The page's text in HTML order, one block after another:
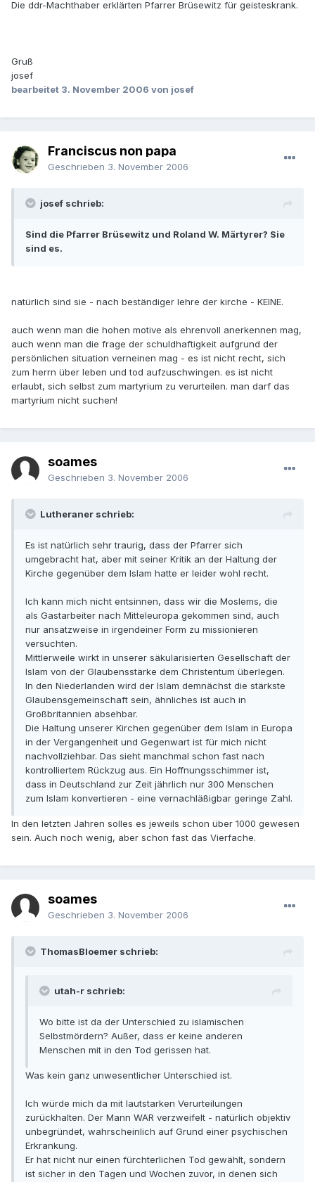
Die ddr-Machthaber erklärten Pfarrer Brüsewitz für geisteskrank.
Gruß
josef
bearbeitet 3. November 2006 von josef
Franciscus non papa
Geschrieben 3. November 2006
josef schrieb:
Sind die Pfarrer Brüsewitz und Roland W. Märtyrer? Sie
sind es.
natürlich sind sie - nach beständiger lehre der kirche - KEINE.
auch wenn man die hohen motive als ehrenvoll anerkennen mag,
auch wenn man die frage der schuldhaftigkeit aufgrund der
persönlichen situation verneinen mag - es ist nicht recht, sich
zum herrn über leben und tod aufzuschwingen. es ist nicht
erlaubt, sich selbst zum martyrium zu verurteilen. man darf das
martyrium nicht suchen!
soames
Geschrieben 3. November 2006
Lutheraner schrieb:
Es ist natürlich sehr traurig, dass der Pfarrer sich
umgebracht hat, aber mit seiner Kritik an der Haltung der
Kirche gegenüber dem Islam hatte er leider wohl recht.
Ich kann mich nicht entsinnen, dass wir die Moslems, die
als Gastarbeiter nach Mitteleuropa gekommen sind, auch
nur ansatzweise in irgendeiner Form zu missionieren
versuchten.
Mittlerweile wirkt in unserer säkularisierten Gesellschaft der
Islam von der Glaubensstärke dem Christentum überlegen.
In den Niederlanden wird der Islam demnächst die stärkste
Glaubensgemeinschaft sein, ähnliches ist auch in
Großbritannien absehbar.
Die Haltung unserer Kirchen gegenüber dem Islam in Europa
in der Vergangenheit und Gegenwart ist für mich nicht
nachvollziehbar. Das sieht manchmal schon fast nach
kontrolliertem Rückzug aus. Ein Hoffnungsschimmer ist,
dass in Deutschland zur Zeit jährlich nur 300 Menschen
zum Islam konvertieren - eine vernachläßigbar geringe Zahl.
In den letzten Jahren solles es jeweils schon über 1000 gewesen
sein. Auch noch wenig, aber schon fast das Vierfache.
soames
Geschrieben 3. November 2006
ThomasBloemer schrieb:
utah-r schrieb:
Wo bitte ist da der Unterschied zu islamischen
Selbstmördern? Außer, dass er keine anderen
Menschen mit in den Tod gerissen hat.
Was kein ganz unwesentlicher Unterschied ist.
Ich würde mich da mit lautstarken Verurteilungen
zurückhalten. Der Mann WAR verzweifelt - natürlich objektiv
unbegründet, wahrscheinlich auf Grund einer psychischen
Erkrankung.
Er hat nicht nur einen fürchterlichen Tod gewählt, sondern
ist sicher in den Tagen und Wochen zuvor, in denen sich